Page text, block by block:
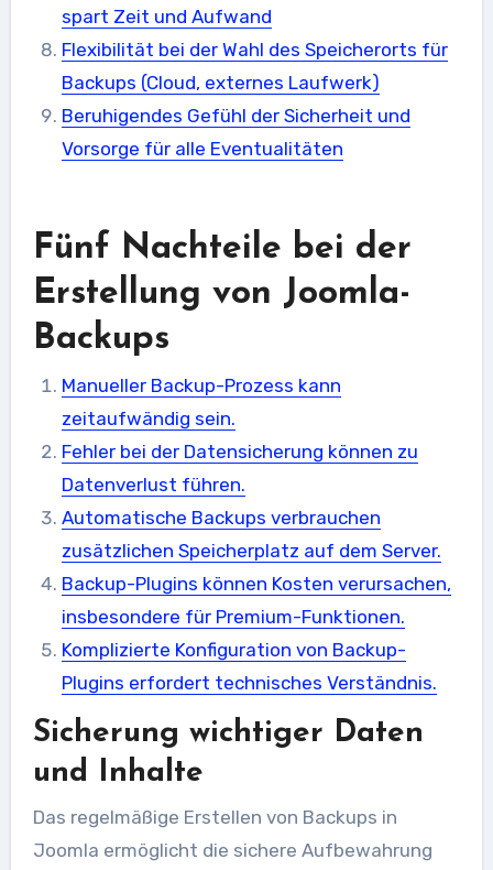
spart Zeit und Aufwand
Flexibilität bei der Wahl des Speicherorts für
Backups (Cloud, externes Laufwerk)
Beruhigendes Gefühl der Sicherheit und
Vorsorge für alle Eventualitäten
Fünf Nachteile bei der
Erstellung von Joomla-
Backups
Manueller Backup-Prozess kann
zeitaufwändig sein.
Fehler bei der Datensicherung können zu
Datenverlust führen.
Automatische Backups verbrauchen
zusätzlichen Speicherplatz auf dem Server.
Backup-Plugins können Kosten verursachen,
insbesondere für Premium-Funktionen.
Komplizierte Konfiguration von Backup-
Plugins erfordert technisches Verständnis.
Sicherung wichtiger Daten
und Inhalte
Das regelmäßige Erstellen von Backups in
Joomla ermöglicht die sichere Aufbewahrung